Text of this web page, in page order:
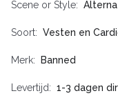
Scene or Style
Soort Vesten en
Merk Banned
Levertijd 1-3 dagen